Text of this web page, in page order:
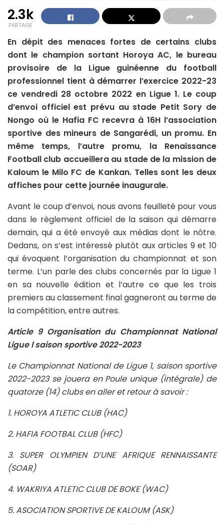
2.3k
PARTAGE
En dépit des menaces fortes de certains clubs
dont le champion sortant Horoya AC, le bureau
provisoire de la Ligue guinéenne du football
professionnel tient à démarrer l’exercice 2022-23
ce vendredi 28 octobre 2022 en Ligue 1. Le coup
d’envoi officiel est prévu au stade Petit Sory de
Nongo où le Hafia FC recevra à 16H l’association
sportive des mineurs de Sangarédi, un promu. En
même temps, l’autre promu, la Renaissance
Football club accueillera au stade de la mission de
Kaloum le Milo FC de Kankan. Telles sont les deux
affiches pour cette journée inaugurale.
Avant le coup d’envoi, nous avons feuilleté pour vous
dans le règlement officiel de la saison qui démarre
demain, qui a été envoyé aux médias dont le nôtre.
Dedans, on s’est intéressé plutôt aux articles 9 et 10
qui évoquent l’organisation du championnat et son
terme. L’un parle des clubs concernés par la Ligue 1
en sa nouvelle édition et l’autre ce que les trois
premiers au classement final gagneront au terme de
la compétition, entre autres.
Article 9 Organisation du Championnat National
Ligue l saison sportive 2022-2023
Le Championnat National de Ligue 1, saison sportive
2022-2023 se jouera en Poule unique (intégrale) de
quatorze (14) clubs en aller et retour à savoir :
1. HOROYA ATLETIC CLUB (HAC)
2. HAFIA FOOTBAL CLUB (HFC)
3. SUPER OLYMPIEN D’UNE AFRIQUE RENNAISSANTE
(SOAR)
4. WAKRIYA ATLETIC CLUB DE BOKE (WAC)
5. ASOCIATION SPORTIVE DE KALOUM (ASK)